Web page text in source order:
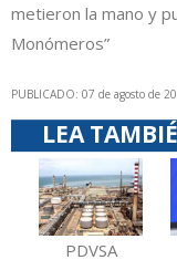
metieron la mano y
Monómeros”
PUBLICADO: 07 de agosto de
LEA
PDVSA